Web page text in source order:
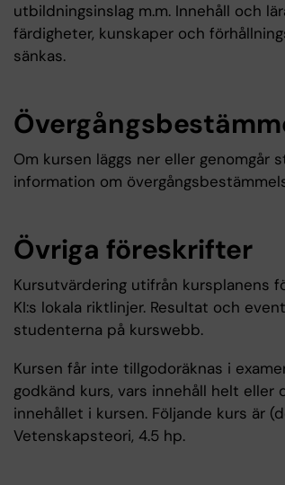
utbildningsinslag m.m. Innehåll och
färdigheter, kunskaper och
sänkas.
Om kursen läggs ner eller genomgår
information om
Övriga föreskrifter
Kursutvärdering utifrån kursplanens
KI:s lokala riktlinjer. Resultat och
studenterna på kurswebb.
Kursen får inte tillgodoräknas i
godkänd kurs, vars innehåll helt eller
innehållet i kursen. Följande kurs är
Vetenskapsteori, 4.5 hp.